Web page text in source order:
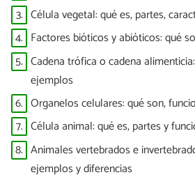
3. Célula vegetal: qué es, partes,
4. Factores bióticos y abióticos: qué
5. Cadena trófica o cadena
ejemplos
6. Organelos celulares: qué son,
7. Célula animal: qué es, partes y
8. Animales vertebrados e
ejemplos y diferencias